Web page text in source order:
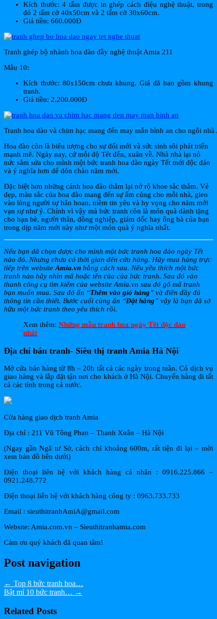
Kích thước: 4 tấm được in ghép cách điệu nghệ thuật, trong
đó 2 tấm cỡ 40x50cm và 2 tấm cỡ 30x60cm.
Giá tiền: 660.000Đ
Tranh ghép bộ nhành hoa đào đầy nghệ thuật Amia 211
Mẫu 10:
Kích thước: 80x150cm chưa khung. Giá đã bao gồm khung
tranh.
Giá tiền: 2.200.000Đ
Tranh hoa đào và chim hạc mang đến may mắn bình an cho ngôi
Hoa đào còn là biểu tượng cho sự đổi mới và sức sinh sôi phát triển
mạnh mẽ. Ngày nay, cứ mỗi độ Tết đến, xuân về. Nhà nhà lại nô
nức sắm sửa cho mình một bức tranh hoa đào ngày Tết mới độc đáo
và ý nghĩa hơn để đón chào năm mới.
Đặc biệt hơn những cánh hoa đào thắm lại nở rộ khoe sắc thắm. Vẻ
đẹp, màu sắc của hoa đào mang đến sự ấm cúng cho mỗi nhà, gieo
vào lòng người sự hân hoan, niềm tin yêu và hy vọng cho năm mới
vạn sự như ý. Chính vì vậy mà bức tranh còn là món quà dành tặng
cho bạn bè, người thân, đồng nghiệp, giám đốc hay ông bà của bạn
trong dịp năm mới này như một món quà ý nghĩa nhất.
Nếu bạn đã chọn được cho mình một bức tranh hoa đào ngày Tết
nào đó. Nhưng chưa có thời gian đến cửa hàng. Hãy mua hàng trực
tiếp trên website Amia.vn bằng cách sau. Nếu yêu thích một bức
tranh nào hãy nhìn mã hoặc tên của của bức tranh. Sau đó vào
thanh công cụ tìm kiếm của website Amia.vn sau đó gõ mã tranh
bạn muốn mua. Sau đó ấn “Thêm vào giỏ hàng” và điền đầy đủ
thông tin cần thiết. Bước cuối cùng ấn “Đặt hàng” vậy là bạn đã sở
hữu một bức tranh theo yêu thích rồi.
Xem thêm: Những mẫu tranh hoa ngày Tết độc đáo
nhất
Địa chỉ bán tranh- Siêu thị tranh Amia Hà Nội
Mở cửa bán hàng từ 8h – 20h tất cả các ngày trong tuần. Có dịch vụ
giao hàng và lắp đặt tận nơi cho khách ở Hà Nội. Chuyển hàng đi tất
cả các tỉnh trong cả nước.
Cửa hàng giao dịch tranh Amia
Địa chỉ : 211 Vũ Tông Phan – Thanh Xuân – Hà Nội
(Ngay gần Ngã tư Sở, cách chỉ khoảng 600m, rất tiện đi lại – mời
xem bản đồ bên dưới)
Điện thoại liên hệ với khách hàng cá nhân : 0916.225.866 –
0921.248.772
Điện thoại liên hệ với khách hàng công ty : 0963.733.733
Email : sieuthitranhAmiA@gmail.com
Website: Amia.com.vn – Sieuthitranhamia.com
Cảm ơn quý khách đã quan tâm!
Post navigation
← Top 8 bức tranh hoa…
Bật mí 10 bức tranh… →
Related Posts